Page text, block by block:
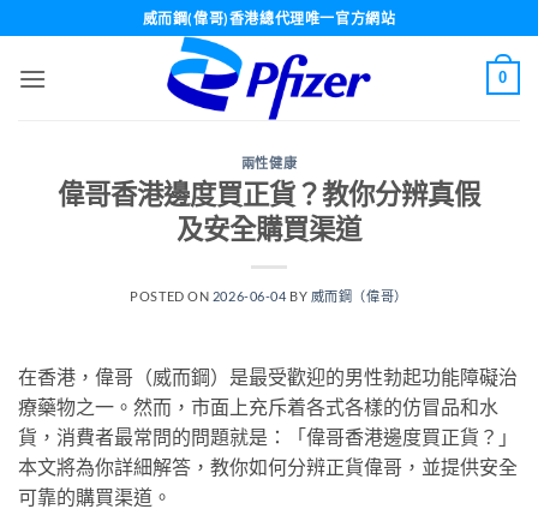
to
content
威而鋼(偉哥)香港總代理唯一官方網站
0
兩性健康
偉哥香港邊度買正貨？教你分辨真假
及安全購買渠道
POSTED ON 2026-06-04 BY 威而鋼（偉哥）
在香港，偉哥（威而鋼）是最受歡迎的男性勃起功能障礙治
療藥物之一。然而，市面上充斥着各式各樣的仿冒品和水
貨，消費者最常問的問題就是：「偉哥香港邊度買正貨？」
本文將為你詳細解答，教你如何分辨正貨偉哥，並提供安全
可靠的購買渠道。